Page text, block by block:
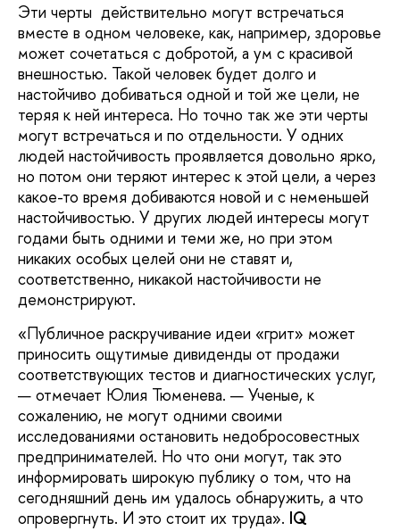
Эти черты действительно могут встречаться
вместе в одном человеке, как, например, здоровье
может сочетаться с добротой, а ум с красивой
внешностью. Такой человек будет долго и
настойчиво добиваться одной и той же цели, не
теряя к ней интереса. Но точно так же эти черты
могут встречаться и по отдельности. У одних
людей настойчивость проявляется довольно ярко,
но потом они теряют интерес к этой цели, а через
какое-то время добиваются новой и с неменьшей
настойчивостью. У других людей интересы могут
годами быть одними и теми же, но при этом
никаких особых целей они не ставят и,
соответственно, никакой настойчивости не
демонстрируют.
«Публичное раскручивание идеи «грит» может
приносить ощутимые дивиденды от продажи
соответствующих тестов и диагностических услуг,
— отмечает Юлия Тюменева. — Ученые, к
сожалению, не могут одними своими
исследованиями остановить недобросовестных
предпринимателей. Но что они могут, так это
информировать широкую публику о том, что на
сегодняшний день им удалось обнаружить, а что
опровергнуть. И это стоит их труда». IQ